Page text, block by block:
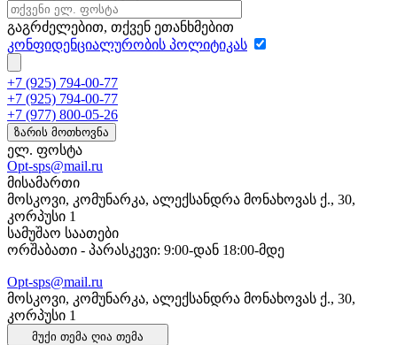
გაგრძელებით, თქვენ ეთანხმებით
კონფიდენციალურობის პოლიტიკას
+7 (925) 794-00-77
+7 (925) 794-00-77
+7 (977) 800-05-26
ზარის მოთხოვნა
ელ. ფოსტა
Opt-sps@mail.ru
მისამართი
მოსკოვი, კომუნარკა, ალექსანდრა მონახოვას ქ., 30,
კორპუსი 1
სამუშაო საათები
ორშაბათი - პარასკევი: 9:00-დან 18:00-მდე
Opt-sps@mail.ru
მოსკოვი, კომუნარკა, ალექსანდრა მონახოვას ქ., 30,
კორპუსი 1
მუქი თემა ღია თემა